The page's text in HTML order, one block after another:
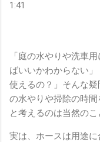
1:41
「庭の水やりや洗車
ばいいかわからない
使えるの？」そんな
の水やりや掃除の時
と考えるのは当然のこ
実は、ホースは用途